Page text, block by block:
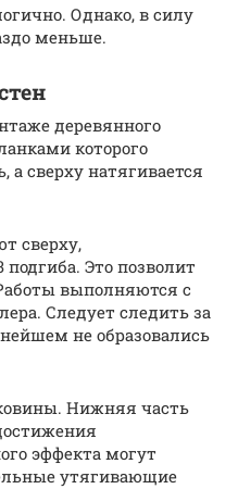
Однако, в силу
меньше.
деревянного
которого
а сверху натягивается
сверху,
Это позволит
выполняются с
Следует следить за
не образовались
Нижняя часть
эффекта могут
утягивающие